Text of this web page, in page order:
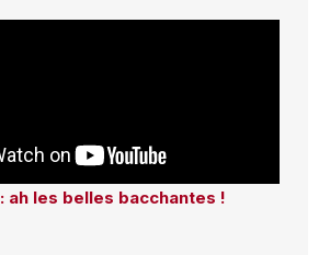
ah les belles bacchantes !